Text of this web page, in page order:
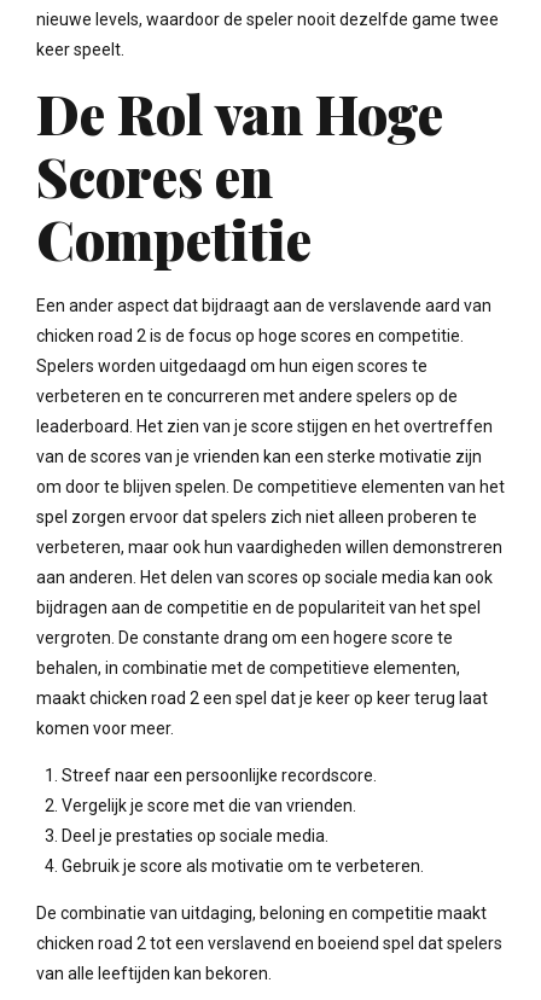
nieuwe levels, waardoor de speler nooit dezelfde game twee
keer speelt.
De Rol van Hoge
Scores en
Competitie
Een ander aspect dat bijdraagt aan de verslavende aard van
chicken road 2 is de focus op hoge scores en competitie.
Spelers worden uitgedaagd om hun eigen scores te
verbeteren en te concurreren met andere spelers op de
leaderboard. Het zien van je score stijgen en het overtreffen
van de scores van je vrienden kan een sterke motivatie zijn
om door te blijven spelen. De competitieve elementen van het
spel zorgen ervoor dat spelers zich niet alleen proberen te
verbeteren, maar ook hun vaardigheden willen demonstreren
aan anderen. Het delen van scores op sociale media kan ook
bijdragen aan de competitie en de populariteit van het spel
vergroten. De constante drang om een hogere score te
behalen, in combinatie met de competitieve elementen,
maakt chicken road 2 een spel dat je keer op keer terug laat
komen voor meer.
Streef naar een persoonlijke recordscore.
Vergelijk je score met die van vrienden.
Deel je prestaties op sociale media.
Gebruik je score als motivatie om te verbeteren.
De combinatie van uitdaging, beloning en competitie maakt
chicken road 2 tot een verslavend en boeiend spel dat spelers
van alle leeftijden kan bekoren.